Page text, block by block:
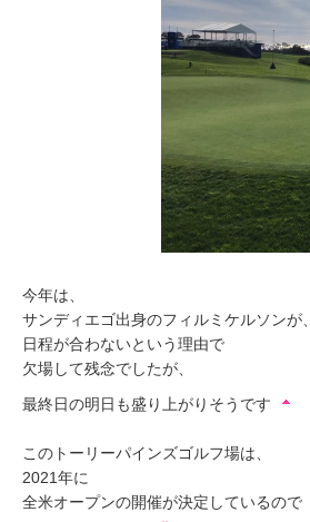
今年は、
サンディエゴ出身のフィルミケルソンが、
日程が合わないという理由で
欠場して残念でしたが、
最終日の明日も盛り上がりそうです
このトーリーパインズゴルフ場は、
2021年に
全米オープンの開催が決定しているので